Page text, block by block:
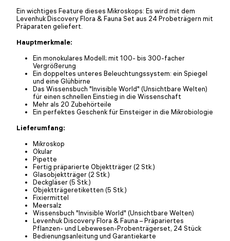
Ein wichtiges Feature dieses Mikroskops: Es wird mit dem
Levenhuk Discovery Flora & Fauna Set aus 24 Probeträgern mit
Präparaten geliefert.
Hauptmerkmale:
Ein monokulares Modell; mit 100- bis 300-facher
Vergrößerung
Ein doppeltes unteres Beleuchtungssystem: ein Spiegel
und eine Glühbirne
Das Wissensbuch "Invisible World" (Unsichtbare Welten)
für einen schnellen Einstieg in die Wissenschaft
Mehr als 20 Zubehörteile
Ein perfektes Geschenk für Einsteiger in die Mikrobiologie
Lieferumfang:
Mikroskop
Okular
Pipette
Fertig präparierte Objektträger (2 Stk.)
Glasobjektträger (2 Stk.)
Deckgläser (5 Stk.)
Objektträgeretiketten (5 Stk.)
Fixiermittel
Meersalz
Wissensbuch "Invisible World" (Unsichtbare Welten)
Levenhuk Discovery Flora & Fauna – Präpariertes
Pflanzen- und Lebewesen-Probenträgerset, 24 Stück
Bedienungsanleitung und Garantiekarte